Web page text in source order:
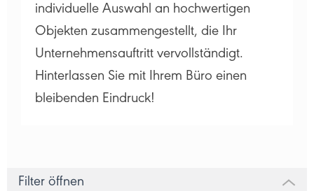
individuelle Auswahl an hochwertigen
Objekten zusammengestellt, die Ihr
Unternehmensauftritt vervollständigt.
Hinterlassen Sie mit Ihrem Büro einen
bleibenden Eindruck!
Filter öffnen